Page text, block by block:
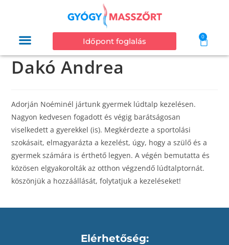
Időpont foglalás
0
Dakó Andrea
Adorján Noéminél jártunk gyermek lúdtalp kezelésen.
Nagyon kedvesen fogadott és végig barátságosan
viselkedett a gyerekkel (is). Megkérdezte a sportolási
szokásait, elmagyarázta a kezelést, úgy, hogy a szülő és a
gyermek számára is érthető legyen. A végén bemutatta és
közösen elgyakorolták az otthon végzendő lúdtalptornát.
köszönjük a hozzáállását, folytatjuk a kezeléseket!
Elérhetőség: